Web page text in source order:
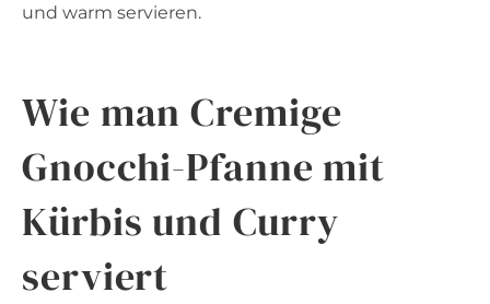
und warm servieren.
Wie man Cremige
Gnocchi-Pfanne mit
Kürbis und Curry
serviert